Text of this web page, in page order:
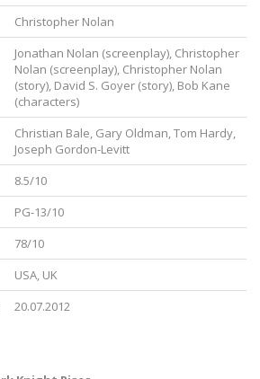
Christopher Nolan
Jonathan Nolan (screenplay), Christopher
Nolan (screenplay), Christopher Nolan
(story), David S. Goyer (story), Bob Kane
(characters)
Christian Bale, Gary Oldman, Tom Hardy,
Joseph Gordon-Levitt
8.5/10
PG-13/10
78/10
USA, UK
20.07.2012